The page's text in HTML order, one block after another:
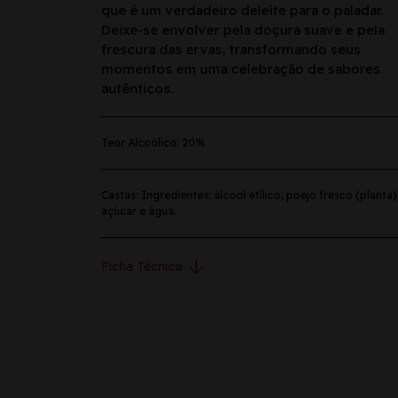
que é um verdadeiro deleite para o paladar.
Deixe-se envolver pela doçura suave e pela
frescura das ervas, transformando seus
momentos em uma celebração de sabores
autênticos.
Teor Alcoólico: 20%
Castas: Ingredientes: álcool etílico, poejo fresco
açúcar e água.